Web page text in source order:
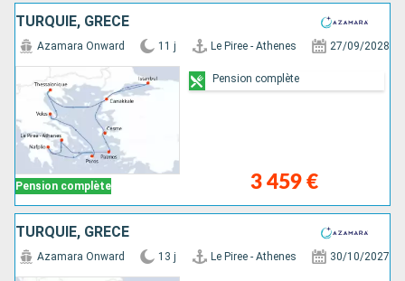
TURQUIE, GRÈCE
Pension complète
Azamara Onward 11 j Le Piree - Athenes 27/09/2028
3 459 €
Pension complète
TURQUIE, GRÈCE
Azamara Onward 13 j Le Piree - Athenes 30/10/2027